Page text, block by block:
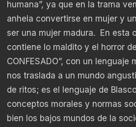
humana”, ya que en la trama
anhela convertirse en mujer y
ser una mujer madura. En esta
contiene lo maldito y el horror
CONFESADO”, con un lenguaje
nos traslada a un mundo
de ritos; es el lenguaje de
conceptos morales y normas
bien los bajos mundos de la